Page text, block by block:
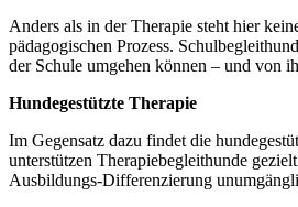
Anders als in der Therapie steht hier
pädagogischen Prozess.
der Schule umgehen können – und von
Hundegestützte Therapie
Im Gegensatz dazu findet die
unterstützen Therapiebegleithunde
Ausbildungs-Differenzierung